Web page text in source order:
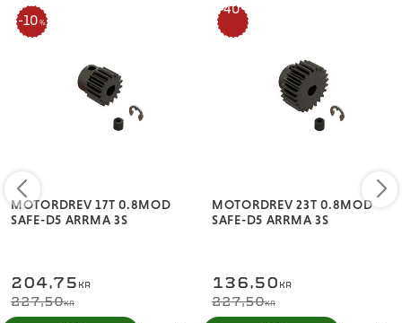
MOTORDREV 17T 0.8MOD
SAFE-D5 ARRMA 3S
204,75 KR
227,50KR
10 %
MOTORDREV 23T 0.8MOD
SAFE-D5 ARRMA 3S
136,50 KR
227,50KR
40
%